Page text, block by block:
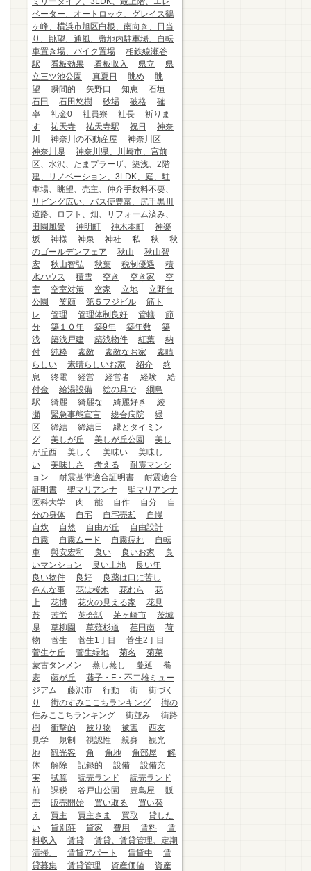
ベーター、オートロック、グレイス鶴
ヶ峰、横浜市旭区白根、南向き、日当
り、眺望、通風、敷地内駐車場、自転
車置き場、バイク置場
相鉄線瀬谷
駅
看板効果 看板収入 県立
県
立三ツ池公園
真夏日 眺め
眺
望
瞬間的 矢野口 知恵
石垣
石田
石田悠樹 砂場 破格
確
率
礼金0 社員寮 社長
祈りま
す
祐天寺 祐天寺駅 祝日
神奈
川
神奈川の不動産屋
神奈川区
神奈川県
神奈川県、川崎市、宮前
区、水沢、たまプラーザ、築浅、2階
建、リノベーション、3LDK、庭、駐
車場、眺望、売主、仲介手数料不要、
リビング広い、バス便豊富、尻手黒川
道路、ロフト、畑、リフォーム済み、
田園風景
神明町 神木本町
神楽
坂
神様 神泉 神社 私 秋
秋
のゴールデンフェア
秋山
秋山智
宏
秋山智弘 秋葉 税制優遇
積
水ハウス
積雪 空き 空き家
空
室
空室対策 空家 立地
立野台
公園
笑顔 第５フジビル
筋ト
レ
管理 管理体制良好 管轄
節
分
築１０年 築9年 築年数
築
浅
築浅戸建 築浅物件 紅葉
納
付
純粋 素敵 素敵なお家
素晴
らしい
素晴らしいお家 紹介
終
息
終電 経営 経営者 経験
給
付金
給湯設備 絵の具で
綱島
駅
綺麗 綺麗な 綺麗好き
綾
瀬
緊急事態宣言 総合病院
緑
区
締結 締結日
縁とタイミン
グ
美しが丘 美しが丘公園
美し
が丘西
美しく 美味い
美味し
い
美味しさ 考える
耐震マンシ
ョン
耐震基準適合証明書
耐震適合
証明書
聖マリアンナ
聖マリアンナ
医科大学
肉 能 自作 自分
自
分の身体
自宅 自宅売却
自慢
自炊
自然 自由が丘
自由設計
自粛
自粛ムード 自粛疲れ
自転
車
與安宏和 良い 良いお家
良
いマンション
良い土地
良い年
良い物件
良好
良薬は口に苦し
色んな事
花は桜木 花むら
花
上
花博 花火の見える家
花見
苔
苦労 英会話 茅ヶ崎市
茨城
県
草柳園 草薙杉道 荏田南
荷
物
菅生 菅生1丁目
菅生2丁目
菅生ケ丘
菅生緑地 菊名
菊菜
蒙古タンメン
蒸し蒸し 蔓延
蕎
麦
藤が丘
藤子・F・不二雄ミュー
ジアム
藤沢市 行動 街
街づく
り
街のすみここちランキング
街の
住みここちランキング
街並み
街路
樹
衝撃的 被り物 被害
西友
見学
規制 視認性 親身
観光
地
観光客 角 角地 角部屋
解
体
解除 記録的 設備
設備充
実
試算 読売ランド
読売ランド
前
課税 谷戸山公園 豊島屋
販
売
販売開始 買い取る
買い替
え
買主 買主さま 買取
貸した
い
貸別荘 貸家 費用 賃料
賃
料収入
賃貸
賃貸、賃貸管理、定期
清掃、
賃貸アパート 賃貸中
賃
貸募集
賃貸管理 資産価値
資産